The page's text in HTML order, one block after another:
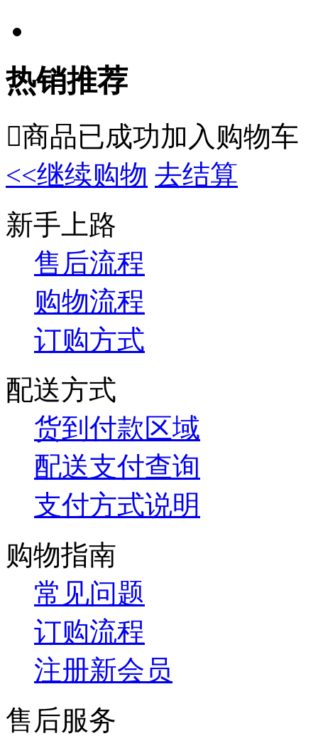
热销推荐
商品已成功加入购物车
<<继续购物 去结算
新手上路
售后流程
购物流程
订购方式
配送方式
货到付款区域
配送支付查询
支付方式说明
购物指南
常见问题
订购流程
注册新会员
售后服务